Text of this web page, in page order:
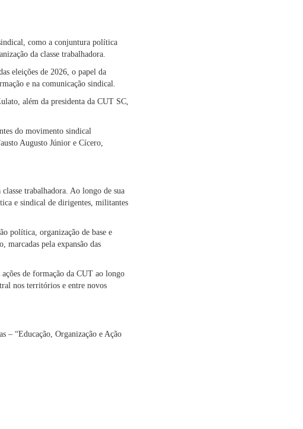
como a conjuntura política
da classe trabalhadora.
eleições de 2026, o papel da
e na comunicação sindical.
além da presidenta da CUT SC,
do movimento sindical
Augusto Júnior e Cícero,
trabalhadora. Ao longo de sua
e sindical de dirigentes, militantes
política, organização de base e
marcadas pela expansão das
de formação da CUT ao longo
nos territórios e entre novos
– “Educação, Organização e Ação